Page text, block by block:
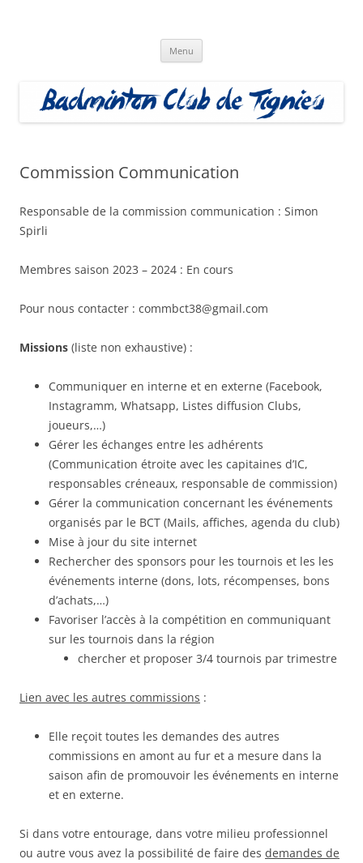
Menu
Commission Communication
Responsable de la commission communication : Simon
Spirli
Membres saison 2023 – 2024 : En cours
Pour nous contacter : commbct38@gmail.com
Missions (liste non exhaustive) :
Communiquer en interne et en externe (Facebook,
Instagramm, Whatsapp, Listes diffusion Clubs,
joueurs,…)
Gérer les échanges entre les adhérents
(Communication étroite avec les capitaines d’IC,
responsables créneaux, responsable de commission)
Gérer la communication concernant les événements
organisés par le BCT (Mails, affiches, agenda du club)
Mise à jour du site internet
Rechercher des sponsors pour les tournois et les les
événements interne (dons, lots, récompenses, bons
d’achats,…)
Favoriser l’accès à la compétition en communiquant
sur les tournois dans la région
chercher et proposer 3/4 tournois par trimestre
Lien avec les autres commissions :
Elle reçoit toutes les demandes des autres
commissions en amont au fur et a mesure dans la
saison afin de promouvoir les événements en interne
et en externe.
Si dans votre entourage, dans votre milieu professionnel
ou autre vous avez la possibilité de faire des demandes de